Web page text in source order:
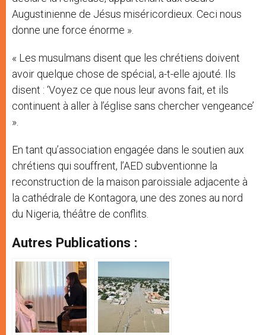
Augustinienne de Jésus miséricordieux. Ceci nous
donne une force énorme ».
« Les musulmans disent que les chrétiens doivent
avoir quelque chose de spécial, a-t-elle ajouté. Ils
disent : ‘Voyez ce que nous leur avons fait, et ils
continuent à aller à l’église sans chercher vengeance’
».
En tant qu’association engagée dans le soutien aux
chrétiens qui souffrent, l’AED subventionne la
reconstruction de la maison paroissiale adjacente à
la cathédrale de Kontagora, une des zones au nord
du Nigeria, théâtre de conflits.
Autres Publications :